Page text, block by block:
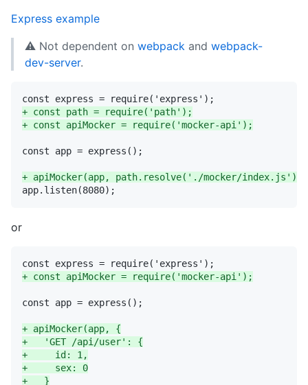
Express example
⚠️ Not dependent on webpack and webpack-
dev-server.
+
+
+
or
+
+
+
+
+
+